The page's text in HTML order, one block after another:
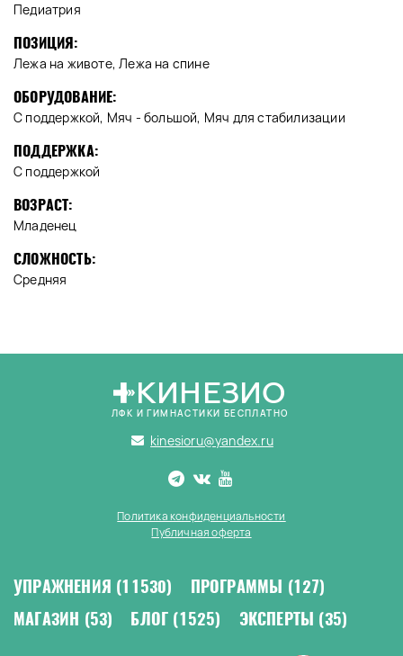
Педиатрия
ПОЗИЦИЯ:
Лежа на животе, Лежа на спине
ОБОРУДОВАНИЕ:
С поддержкой, Мяч - большой, Мяч для стабилизации
ПОДДЕРЖКА:
С поддержкой
ВОЗРАСТ:
Младенец
СЛОЖНОСТЬ:
Средняя
КИНЕЗИО
ЛФК И ГИМНАСТИКИ БЕСПЛАТНО
kinesioru@yandex.ru
Политика конфиденциальности
Публичная оферта
УПРАЖНЕНИЯ (11530) ПРОГРАММЫ (127)
МАГАЗИН (53) БЛОГ (1525) ЭКСПЕРТЫ (35)